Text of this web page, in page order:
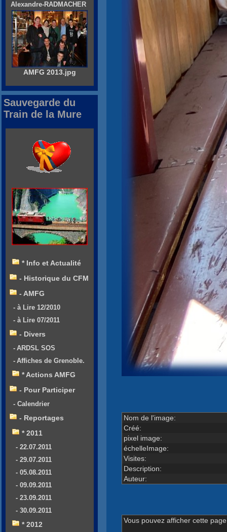
Nom de l'image:
Créé:
pixel image:
échelleImage:
Visites:
Description:
Auteur:
Vous pouvez afficher cette
Alexandre-RADMACHER
AMFG 2013.jpg
Sauvegarde du
Train de la Mure
* Info et Actualité
- Historique du CFM
- AMFG
- à Lire 12/2010
- à Lire 07/2011
- Divers
- ARDSL SOS
- Affiches de Grenoble.
* Actions AMFG
- Pour Participer
- Calendrier
- Reportages
* 2011
- 22.07.2011
- 29.07.2011
- 05.08.2011
- 09.09.2011
- 23.09.2011
- 30.09.2011
* 2012